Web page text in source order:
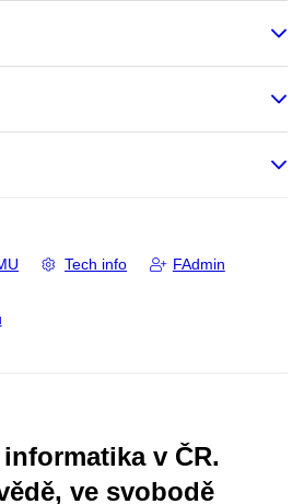
Tech info FAdmin
v ČR.
ve svobodě